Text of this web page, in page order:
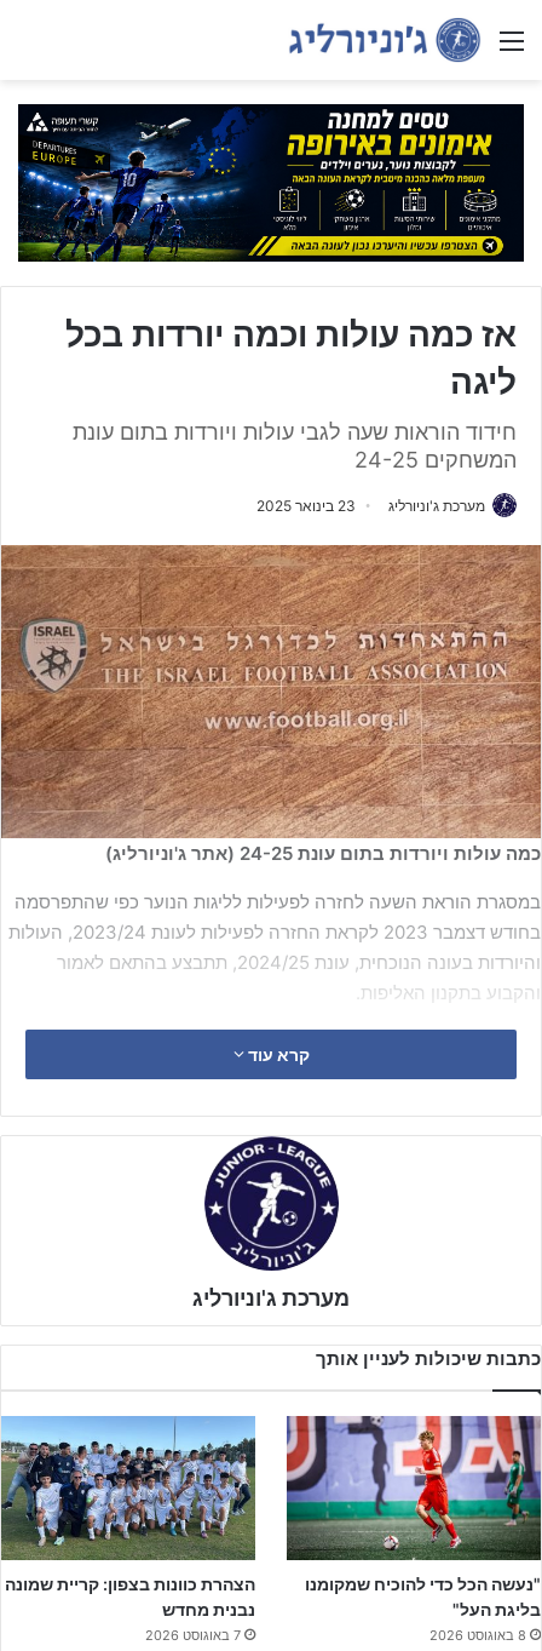
Menu
אז כמה עולות וכמה יורדות בכל
ליגה
חידוד הוראות שעה לגבי עולות ויורדות בתום עונת
המשחקים 24-25
מערכת ג'וניורליג 23 בינואר 2025
כמה עולות ויורדות בתום עונת 24-25 (אתר ג'וניורליג)
במסגרת הוראת השעה לחזרה לפעילות לליגות הנוער כפי שהתפרסמה
בחודש דצמבר 2023 לקראת החזרה לפעילות לעונת 2023/24, העולות
והיורדות בעונה הנוכחית, עונת 2024/25, תתבצע בהתאם לאמור
והקבוע בתקנון האליפות.
הווה אומר, משחקי המבחן יתקיימו בין הליגה השנייה לליגה הראשונה
בכל שנתון, ותמונת העולות והיורדות האוטומטיות תתבצע בהתאם
להוראות המפורטות בתקנון האליפות.
לקבלת הקטלוג המלא – לחצו על הבאנר!!
מצורף פירוט לגבי העולות והיורדות בגילאים השונים:
נוער:
קרא עוד
מערכת ג'וניורליג
כתבות שיכולות לעניין אותך
"נעשה הכל כדי להוכיח שמקומנו
בליגת העל"
8 באוגוסט 2026
הצהרת כוונות בצפון: קריית שמונה
נבנית מחדש
7 באוגוסט 2026